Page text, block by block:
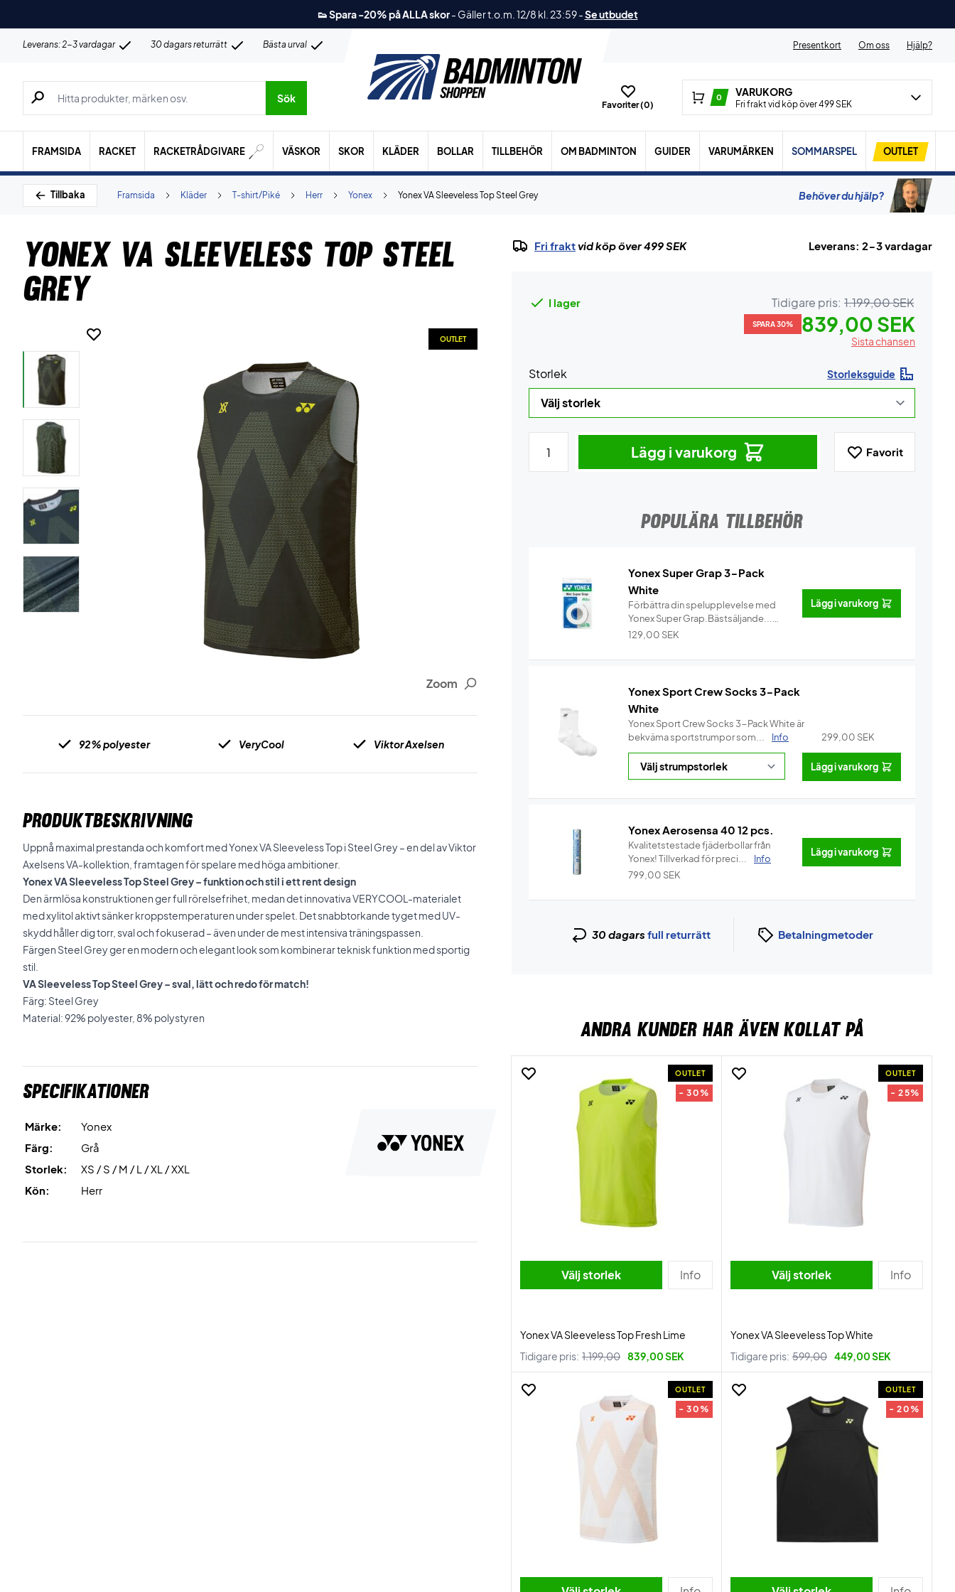
👟 Spara -20% på ALLA skor- Gäller t.o.m. 12/8 kl. 23:59-Se utbudet
Leverans: 2-3 vardagar 30 dagars returrätt Bästa urval Presentkort Om oss Hjälp?
Sök efter produkter, märken osv.
Sök
Favoriter (0)
0 VARUKORG
Fri frakt vid köp över 499 SEK
FRAMSIDA RACKET RACKETRÅDGIVARE VÄSKOR SKOR KLÄDER BOLLAR TILLBEHÖR OM BADMINTON GUIDER VARUMÄRKEN SOMMARSPEL OUTLET
Tillbaka Yonex VA Sleeveless Top Steel Grey
Yonex
Herr
T-shirt/Piké
Kläder
Framsida Behöver du hjälp?
Yonex VA Sleeveless Top Steel
Grey
Zoom
OUTLET
92% polyester VeryCool Viktor Axelsen
PRODUKTBESKRIVNING
Uppnå maximal prestanda och komfort med Yonex VA Sleeveless Top i Steel Grey – en del av Viktor
Axelsens VA-kollektion, framtagen för spelare med höga ambitioner.
Yonex VA Sleeveless Top Steel Grey – funktion och stil i ett rent design
Den ärmlösa konstruktionen ger full rörelsefrihet, medan det innovativa VERYCOOL-materialet
med xylitol aktivt sänker kroppstemperaturen under spelet. Det snabbtorkande tyget med UV-
skydd håller dig torr, sval och fokuserad – även under de mest intensiva träningspassen.
Färgen Steel Grey ger en modern och elegant look som kombinerar teknisk funktion med sportig
stil.
VA Sleeveless Top Steel Grey – sval, lätt och redo för match!
Färg: Steel Grey
Material: 92% polyester, 8% polystyren
Specifikationer
Märke:
Yonex
Färg:
Grå
Storlek:
XS / S / M / L / XL / XXL
Kön:
Herr
Fri fraktvid köp över 499 SEK Leverans: 2-3 vardagar
I lager Tidigare pris: 1.199,00 SEK
SPARA 30% 839,00 SEK
Sista chansen
Storlek Storleksguide
Lägg i varukorg Favorit
POPULÄRA TILLBEHÖR
Yonex Super Grap 3-Pack
White
Förbättra din spelupplevelse med
Yonex Super Grap.Bästsäljande...
Info
129,00 SEK
Lägg i varukorg
Yonex Sport Crew Socks 3-Pack
White
Yonex Sport Crew Socks 3-Pack White är
bekväma sportstrumpor som...
Info 299,00 SEK
Lägg i varukorg
Yonex Aerosensa 40 12 pcs.
Kvalitetstestade fjäderbollar från
Yonex! Tillverkad för preci...
Info
799,00 SEK
Lägg i varukorg
30 dagars full returrätt Betalningmetoder
ANDRA KUNDER HAR ÄVEN KOLLAT PÅ
OUTLET
- 30%
Välj storlek Info
Yonex VA Sleeveless Top Fresh Lime
Tidigare pris: 1.199,00 839,00 SEK
OUTLET
- 25%
Välj storlek Info
Yonex VA Sleeveless Top White
Tidigare pris: 599,00 449,00 SEK
OUTLET
- 30%
OUTLET
- 20%